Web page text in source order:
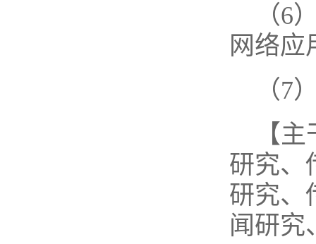
（6
网络应
（7
【
研究、
研究、
闻研究